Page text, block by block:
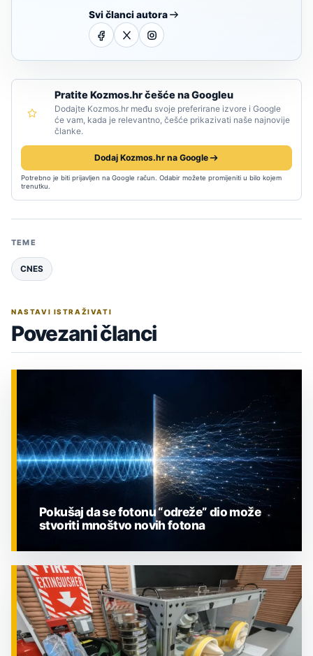
Svi članci autora
Pratite Kozmos.hr češće na Googleu
Dodajte Kozmos.hr među svoje preferirane izvore i Google
će vam, kada je relevantno, češće prikazivati naše najnovije
članke.
Dodaj Kozmos.hr na Google
Potrebno je biti prijavljen na Google račun. Odabir možete promijeniti u bilo kojem
trenutku.
TEME
CNES
NASTAVI ISTRAŽIVATI
Povezani članci
ZNANOST
Pokušaj da se fotonu “odreže” dio može
stvoriti mnoštvo novih fotona